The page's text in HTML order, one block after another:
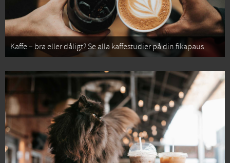
Kaffe – bra eller dåligt? Se alla kaffestudier på din fikapaus